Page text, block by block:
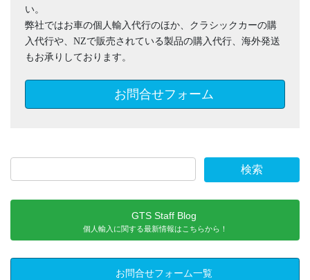
い。
弊社ではお車の個人輸入代行のほか、クラシックカーの購
入代行や、NZで販売されている製品の購入代行、海外発送
もお承りしております。
お問合せフォーム
GTS Staff Blog
個人輸入に関する最新情報はこちらから！
お問合せフォーム一覧